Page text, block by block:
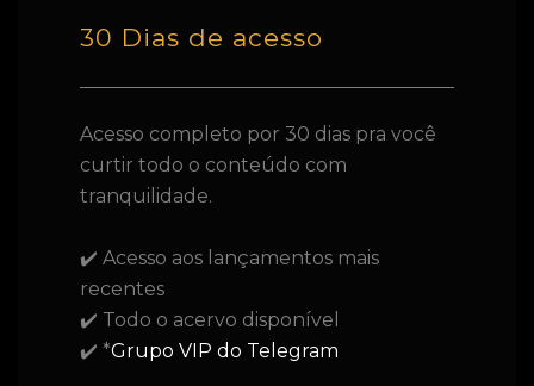
30 Dias de acesso
Acesso completo por 30 dias pra você
curtir todo o conteúdo com
tranquilidade.
✔️ Acesso aos lançamentos mais
recentes
✔️ Todo o acervo disponível
✔️ *Grupo VIP do Telegram